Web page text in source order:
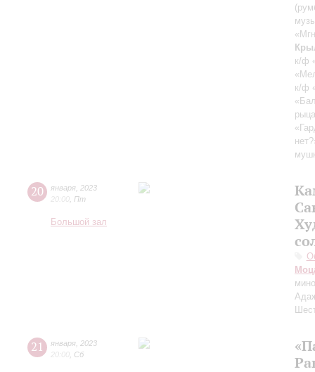
к/ф
к/ф
20 января 2023
20:00 Пт
Большой зал
21 января 2023
20:00 Сб